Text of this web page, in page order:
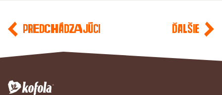
Predchádzajúci Ďalšie